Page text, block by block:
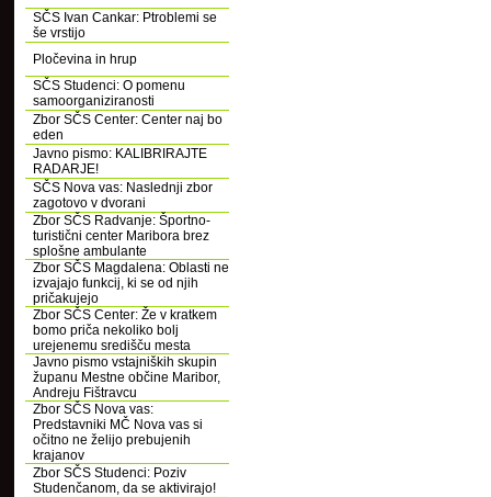
SČS Ivan Cankar: Ptroblemi se
še vrstijo
Pločevina in hrup
SČS Studenci: O pomenu
samoorganiziranosti
Zbor SČS Center: Center naj bo
eden
Javno pismo: KALIBRIRAJTE
RADARJE!
SČS Nova vas: Naslednji zbor
zagotovo v dvorani
Zbor SČS Radvanje: Športno-
turistični center Maribora brez
splošne ambulante
Zbor SČS Magdalena: Oblasti ne
izvajajo funkcij, ki se od njih
pričakujejo
Zbor SČS Center: Že v kratkem
bomo priča nekoliko bolj
urejenemu središču mesta
Javno pismo vstajniških skupin
županu Mestne občine Maribor,
Andreju Fištravcu
Zbor SČS Nova vas:
Predstavniki MČ Nova vas si
očitno ne želijo prebujenih
krajanov
Zbor SČS Studenci: Poziv
Studenčanom, da se aktivirajo!